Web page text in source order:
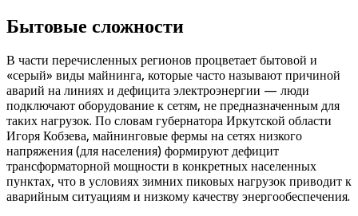
Бытовые сложности
В части перечисленных регионов процветает бытовой и
«серый» виды майнинга, которые часто называют причиной
аварий на линиях и дефицита электроэнергии — люди
подключают оборудование к сетям, не предназначенным для
таких нагрузок. По словам губернатора Иркутской области
Игоря Кобзева, майнинговые фермы на сетях низкого
напряжения (для населения) формируют дефицит
трансформаторной мощности в конкретных населенных
пунктах, что в условиях зимних пиковых нагрузок приводит к
аварийным ситуациям и низкому качеству энергообеспечения.